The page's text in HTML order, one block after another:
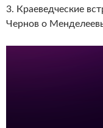
3. Краеведческие
Чернов о